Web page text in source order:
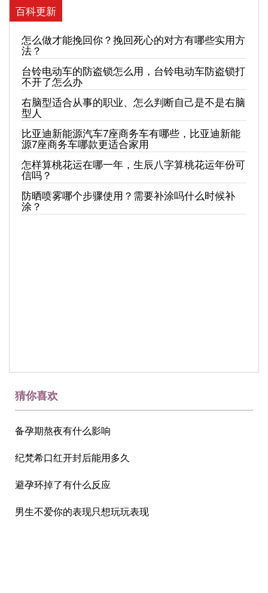
百科更新
怎么做才能挽回你？挽回死心的对方有哪些实用方
法？
台铃电动车的防盗锁怎么用，台铃电动车防盗锁打
不开了怎么办
右脑型适合从事的职业、怎么判断自己是不是右脑
型人
比亚迪新能源汽车7座商务车有哪些，比亚迪新能
源7座商务车哪款更适合家用
怎样算桃花运在哪一年，生辰八字算桃花运年份可
信吗？
防晒喷雾哪个步骤使用？需要补涂吗什么时候补
涂？
猜你喜欢
备孕期熬夜有什么影响
纪梵希口红开封后能用多久
避孕环掉了有什么反应
男生不爱你的表现只想玩玩表现